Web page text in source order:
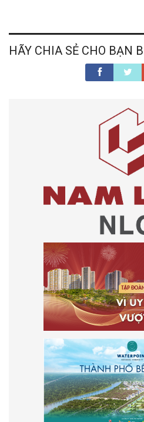
Mai Thu Huyền diện áo dài
HÃY CHIA SẺ CHO BẠN